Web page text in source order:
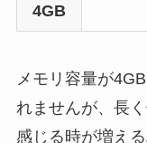
4GB
メモリ容量が
れませんが、長
感じる時が増える